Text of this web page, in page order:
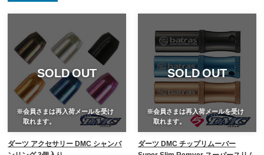
SOLD OUT
※会員さまは再入荷メールを受け
取れます。
ダーツ アクセサリー DMC シャンパ
SOLD OUT
※会員さまは再入荷メールを受け
取れます。
ダーツ DMC チップリムーバー